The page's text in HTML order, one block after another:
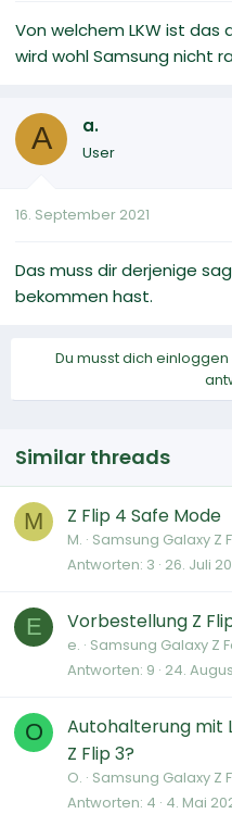
Von welchem LKW ist das
wird wohl Samsung nicht
A a.
User
16. September 2021
Das muss dir derjenige
bekommen hast.
Du musst dich
Similar threads
M Z Flip 4 Safe Mode
M. Samsung Galaxy Z
Antworten 3 26. Juli
E Vorbestellung Z
e. Samsung Galaxy Z
Antworten 9 24.
O
Autohalterung mit
Z Flip 3?
O. Samsung Galaxy Z
Antworten 4 4. Mai